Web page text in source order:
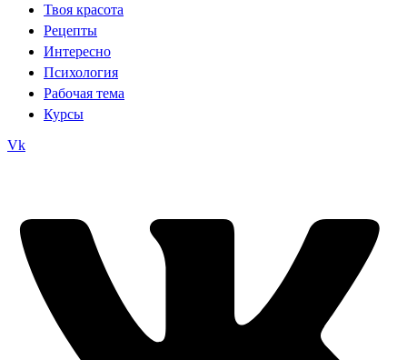
Твоя красота
Рецепты
Интересно
Психология
Рабочая тема
Курсы
Vk